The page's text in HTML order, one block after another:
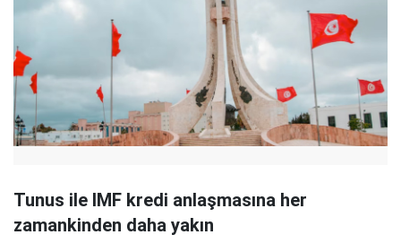
Tunus ile IMF kredi anlaşmasına her
zamankinden daha yakın